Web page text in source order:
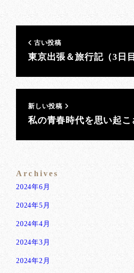
古い投稿
東京出張＆旅行記（3日目
新しい投稿
私の青春時代を思い起こ
Archives
2024年6月
2024年5月
2024年4月
2024年3月
2024年2月